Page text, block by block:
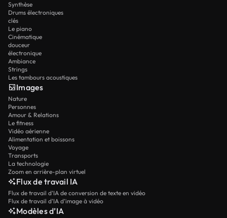
Synthèse
Drums électroniques
clés
Le piano
Cinématique
douceur
électronique
Ambiance
Strings
Les tambours acoustiques
Images
Nature
Personnes
Amour & Relations
Le fitness
Vidéo aérienne
Alimentation et boissons
Voyage
Transports
La technologie
Zoom en arrière-plan virtuel
Flux de travail IA
Flux de travail d’IA de conversion de texte en vidéo
Flux de travail d’IA d’image à vidéo
Modèles d’IA